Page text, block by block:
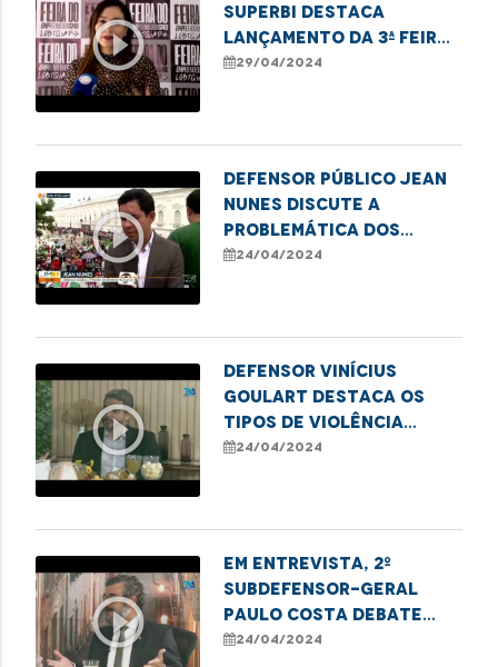
play_circle_outline
Superbi destaca
lançamento da 3ª Feira
de Empreendedorismo
29/04/2024
play_circle_outline
Defensor Público Jean
Nunes discute a
problemática dos
conflitos fundiários
24/04/2024
play_circle_outline
Defensor Vinícius
Goulart destaca os
tipos de violência
contra idosos e ações
24/04/2024
play_circle_outline
Em entrevista, 2º
Subdefensor-Geral
Paulo Costa debate
controle e
24/04/2024